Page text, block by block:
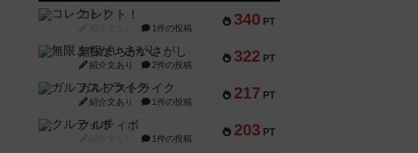
340 PT
コレクト！
1件の投稿
322 PT
無限まちがいさがし
紹介文あり 2件の投稿
217 PT
ガルフストライク
紹介文あり 1件の投稿
203 PT
クルティボ
1件の投稿